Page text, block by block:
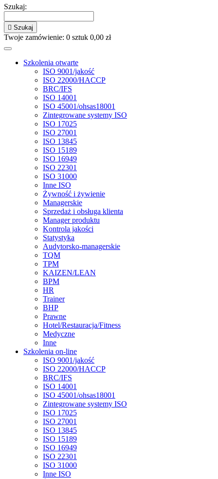
Szukaj:
 Szukaj
Twoje zamówienie: 0 sztuk 0,00 zł
Szkolenia otwarte
ISO 9001/jakość
ISO 22000/HACCP
BRC/IFS
ISO 14001
ISO 45001/ohsas18001
Zintegrowane systemy ISO
ISO 17025
ISO 27001
ISO 13845
ISO 15189
ISO 16949
ISO 22301
ISO 31000
Inne ISO
Żywność i żywienie
Managerskie
Sprzedaż i obsługa klienta
Manager produktu
Kontrola jakości
Statystyka
Audytorsko-managerskie
TQM
TPM
KAIZEN/LEAN
BPM
HR
Trainer
BHP
Prawne
Hotel/Restauracja/Fitness
Medyczne
Inne
Szkolenia on-line
ISO 9001/jakość
ISO 22000/HACCP
BRC/IFS
ISO 14001
ISO 45001/ohsas18001
Zintegrowane systemy ISO
ISO 17025
ISO 27001
ISO 13845
ISO 15189
ISO 16949
ISO 22301
ISO 31000
Inne ISO